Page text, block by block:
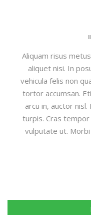
Aliquam risus
aliquet nisi. In
vehicula felis non
tortor accumsan.
arcu in, auctor
turpis. Cras
vulputate ut.